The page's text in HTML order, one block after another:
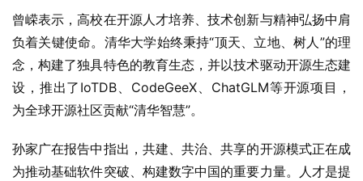
曾嵘表示，高校在开源人才培养、技术创新与精神弘扬中肩
负着关键使命。清华大学始终秉持“顶天、立地、树人”的理
念，构建了独具特色的教育生态，并以技术驱动开源生态建
设，推出了IoTDB、CodeGeeX、ChatGLM等开源项目，
为全球开源社区贡献“清华智慧”。
孙家广在报告中指出，共建、共治、共享的开源模式正在成
为推动基础软件突破、构建数字中国的重要力量。人才是提